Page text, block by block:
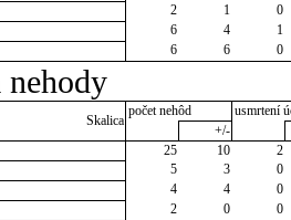
2 1
0
6 4
1
6 6 0
nehody
Skalica
počet nehôd
usmrtení
+/-
25 10
2
5 3
0
4 4
0
2 0
0